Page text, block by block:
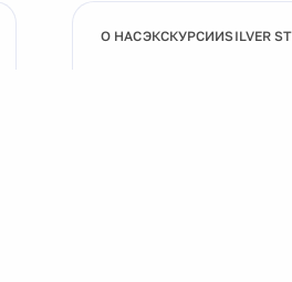
О НАСЭКСКУРСИИSILVER